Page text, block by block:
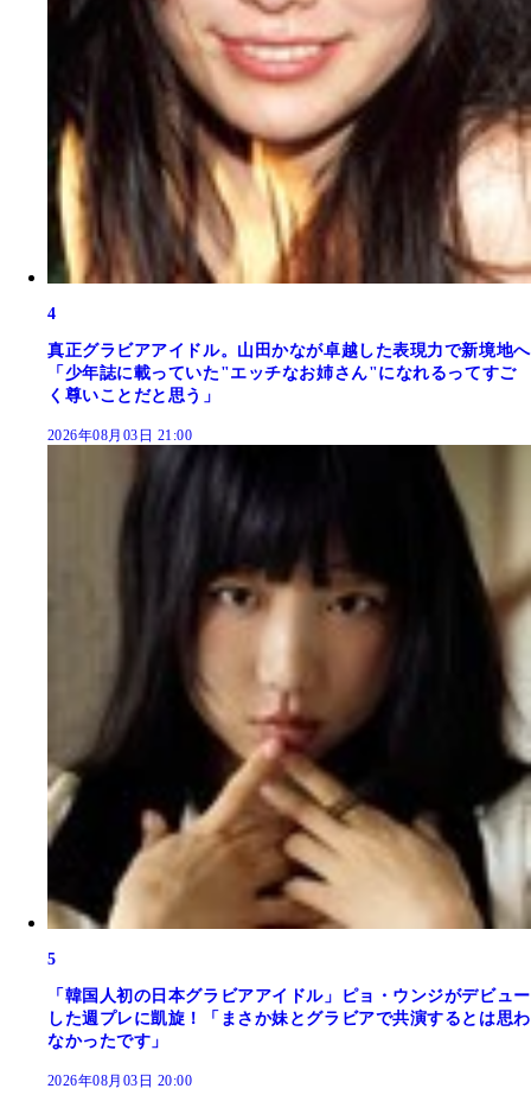
4
真正グラビアアイドル。山田かなが卓越した表現力で新境地へ
「少年誌に載っていた"エッチなお姉さん"になれるってすご
く尊いことだと思う」
2026年08月03日 21:00
5
「韓国人初の日本グラビアアイドル」ピョ・ウンジがデビュー
した週プレに凱旋！「まさか妹とグラビアで共演するとは思わ
なかったです」
2026年08月03日 20:00